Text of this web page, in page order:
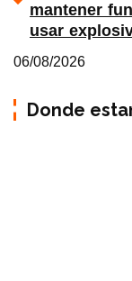
mantener
usar
06/08/2026
Donde